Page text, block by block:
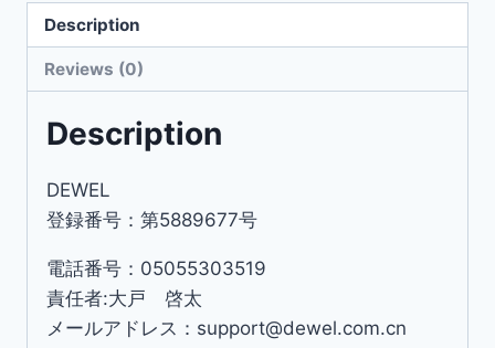
Description
Reviews (0)
Description
DEWEL
登録番号：第5889677号
電話番号：05055303519
責任者:大戸 啓太
メールアドレス：support@dewel.com.cn